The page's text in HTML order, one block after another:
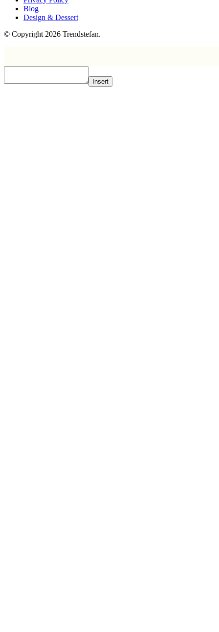
Blog
Design & Dessert
© Copyright 2026 Trendstefan.
Insert